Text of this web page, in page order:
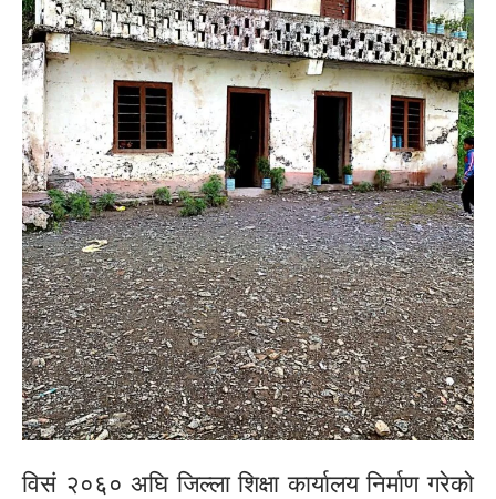
विसं २०६० अघि जिल्ला शिक्षा कार्यालय निर्माण गरेको